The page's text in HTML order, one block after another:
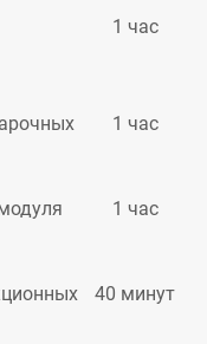
1 час
1 час
1 час
40 минут